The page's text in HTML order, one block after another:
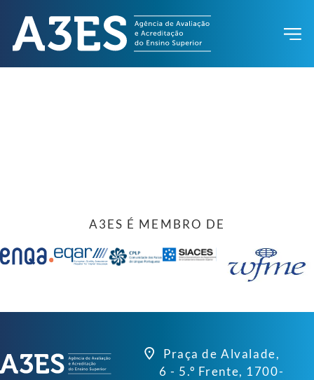
A3ES É MEMBRO DE
Praça de Alvalade,
6 - 5.º Frente, 1700-